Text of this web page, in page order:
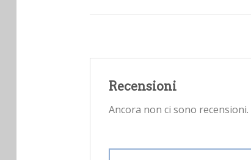
Recensioni
Ancora non ci sono recensioni.